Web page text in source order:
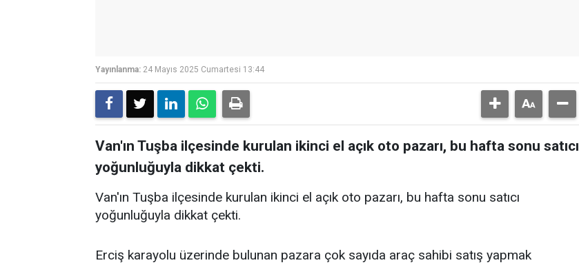
Yayınlanma: 24 Mayıs 2025 Cumartesi 13:44
Van'ın Tuşba ilçesinde kurulan ikinci el açık oto pazarı, bu hafta sonu satıcı
yoğunluğuyla dikkat çekti.
Van'ın Tuşba ilçesinde kurulan ikinci el açık oto pazarı, bu hafta sonu satıcı
yoğunluğuyla dikkat çekti.
Erciş karayolu üzerinde bulunan pazara çok sayıda araç sahibi satış yapmak